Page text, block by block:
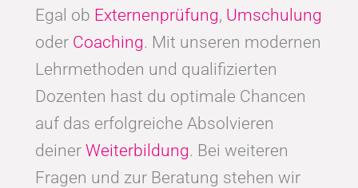
Egal ob Externenprüfung, Umschulung
oder Coaching. Mit unseren modernen
Lehrmethoden und qualifizierten
Dozenten hast du optimale Chancen
auf das erfolgreiche Absolvieren
deiner Weiterbildung. Bei weiteren
Fragen und zur Beratung stehen wir